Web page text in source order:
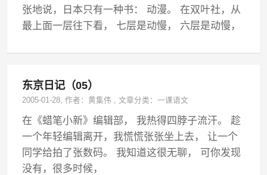
张地说，日本只有一种书： 动漫。 在双叶社，从
最上面一层往下看， 七层是动慢， 六层是动慢，
东京日记（05）
2005-01-28, 作者：黄集伟 ,文章分类：一课语文
在《蜡笔小新》编辑部， 我热得四脖子流汗。 趁
一个年轻编辑离开，我慌慌张张坐上去， 让一个
同学给拍了张数码。 我知道这很无聊， 可你发现
没有，很多时候，